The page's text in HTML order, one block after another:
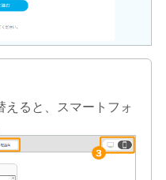
ると、スマートフォ